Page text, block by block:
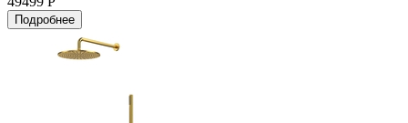
Подробнее